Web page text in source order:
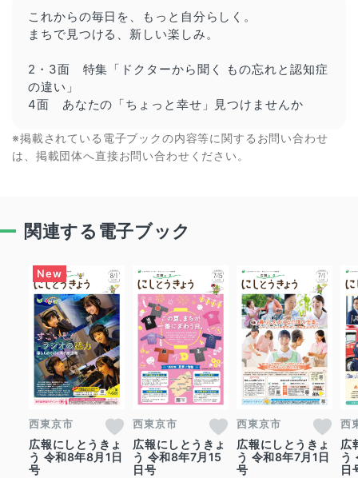
これからの毎日を、もっと自分らしく。
まちで見つける、新しい楽しみ。
2・3面 特集 「ドクターから聞く もの忘れと認知症
の違い」
4面 あなたの「ちょっと幸せ」見つけませんか
※掲載されている電子ブックの内容等に関するお問い合わせ
は、掲載団体へ直接お問い合わせください。
関連する電子ブック
西東京市
広報にしとうきょ
う 令和8年8月1日
号
西東京市
広報にしとうきょ
う 令和8年7月15
日号
西東京市
広報にしとうきょ
う 令和8年7月1日
号
西
広
う
日